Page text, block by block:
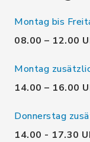
Montag bis
08.00 – 12.00
Montag
14.00 – 16.00
Donnerstag
14.00 - 17.30